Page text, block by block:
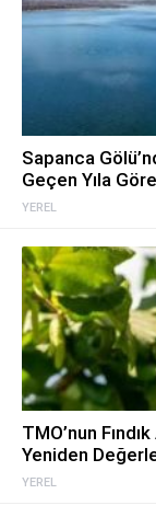
YEREL
Sapanca
Geçen Yıla
YEREL
TMO’nun
Yeniden